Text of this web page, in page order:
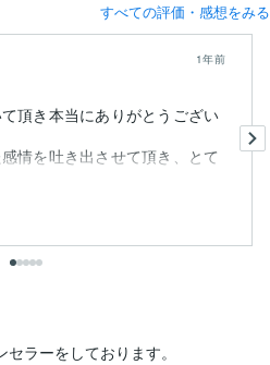
すべての評価・感想をみる
1年前
頂き本当にありがとうござい
情を吐き出させて頂き、とて
ラーをしております。